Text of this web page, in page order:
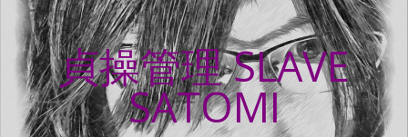
貞操管理 SLAVE
SATOMI